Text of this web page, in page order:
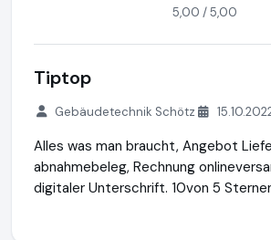
5,00 / 5,00
Tiptop
Gebäudetechnik Schötz
Alles was man braucht, Angebot
abnahmebeleg, Rechnung
digitaler Unterschrift. 10von 5